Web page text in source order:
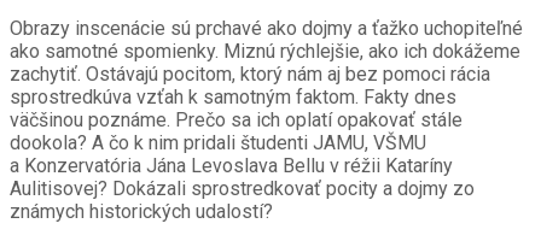
Obrazy inscenácie sú prchavé ako dojmy a ťažko uchopiteľné
ako samotné spomienky. Miznú rýchlejšie, ako ich dokážeme
zachytiť. Ostávajú pocitom, ktorý nám aj bez pomoci rácia
sprostredkúva vzťah k samotným faktom. Fakty dnes
väčšinou poznáme. Prečo sa ich oplatí opakovať stále
dookola? A čo k nim pridali študenti JAMU, VŠMU
a Konzervatória Jána Levoslava Bellu v réžii Kataríny
Aulitisovej? Dokázali sprostredkovať pocity a dojmy zo
známych historických udalostí?